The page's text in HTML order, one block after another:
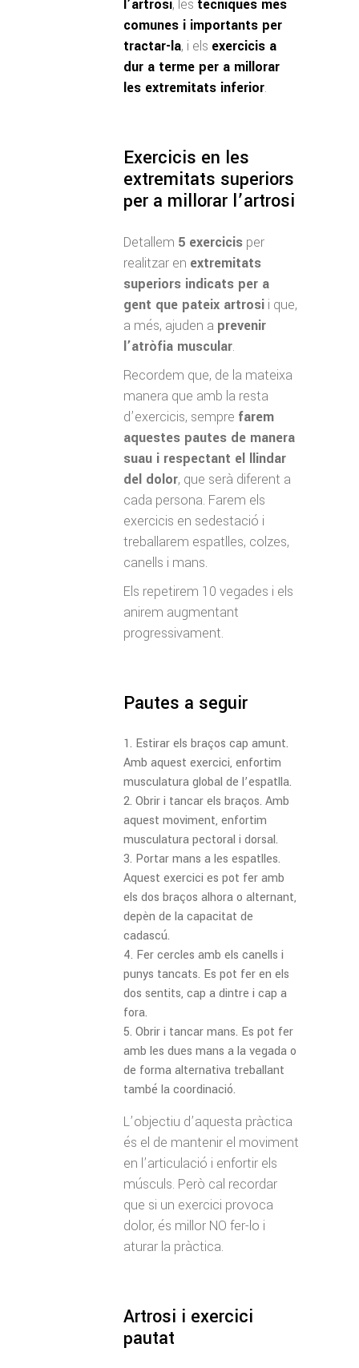
l’artrosi, les tècniques més
comunes i importants per
tractar-la, i els exercicis a
dur a terme per a millorar
les extremitats inferior.
Exercicis en les
extremitats superiors
per a millorar l’artrosi
Detallem 5 exercicis per
realitzar en extremitats
superiors indicats per a
gent que pateix artrosi i que,
a més, ajuden a prevenir
l’atròfia muscular.
Recordem que, de la mateixa
manera que amb la resta
d’exercicis, sempre farem
aquestes pautes de manera
suau i respectant el llindar
del dolor, que serà diferent a
cada persona. Farem els
exercicis en sedestació i
treballarem espatlles, colzes,
canells i mans.
Els repetirem 10 vegades i els
anirem augmentant
progressivament.
Pautes a seguir
Estirar els braços cap amunt.
Amb aquest exercici, enfortim
musculatura global de l’espatlla.
Obrir i tancar els braços. Amb
aquest moviment, enfortim
musculatura pectoral i dorsal.
Portar mans a les espatlles.
Aquest exercici es pot fer amb
els dos braços alhora o alternant,
depèn de la capacitat de
cadascú.
Fer cercles amb els canells i
punys tancats. Es pot fer en els
dos sentits, cap a dintre i cap a
fora.
Obrir i tancar mans. Es pot fer
amb les dues mans a la vegada o
de forma alternativa treballant
també la coordinació.
L’objectiu d’aquesta pràctica
és el de mantenir el moviment
en l’articulació i enfortir els
músculs. Però cal recordar
que si un exercici provoca
dolor, és millor NO fer-lo i
aturar la pràctica.
Artrosi i exercici
pautat